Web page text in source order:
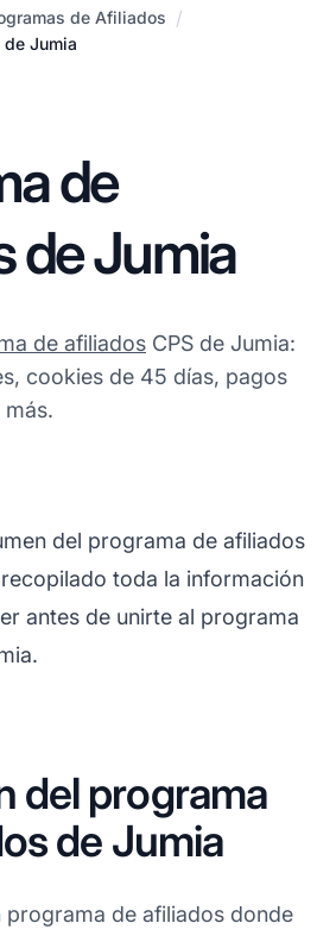
de Afiliados /
Jumia
de
de Jumia
de afiliados CPS de Jumia:
cookies de 45 días, pagos
del programa de afiliados
toda la información
antes de unirte al programa
del programa
de Jumia
programa de afiliados donde